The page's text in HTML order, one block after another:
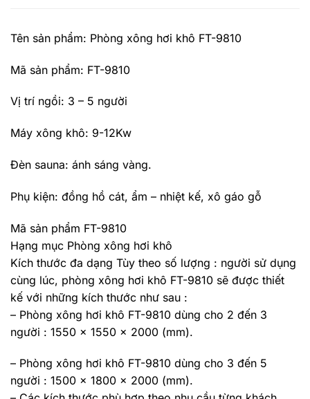
Tên sản phẩm: Phòng xông hơi khô FT-9810
Mã sản phẩm: FT-9810
Vị trí ngồi: 3 – 5 người
Máy xông khô: 9-12Kw
Đèn sauna: ánh sáng vàng.
Phụ kiện: đồng hồ cát, ẩm – nhiệt kế, xô gáo gỗ
Mã sản phẩm FT-9810
Hạng mục Phòng xông hơi khô
Kích thước đa dạng Tùy theo số lượng : người sử dụng
cùng lúc, phòng xông hơi khô FT-9810 sẽ được thiết
kế với những kích thước như sau :
– Phòng xông hơi khô FT-9810 dùng cho 2 đến 3
người : 1550 x 1550 x 2000 (mm).
– Phòng xông hơi khô FT-9810 dùng cho 3 đến 5
người : 1500 x 1800 x 2000 (mm).